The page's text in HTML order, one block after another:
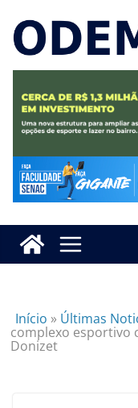
Início » Últimas
complexo esportivo
Donizet